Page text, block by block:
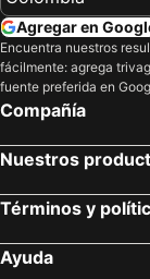
Agregar en
Encuentra nuestros
fácilmente: agrega
fuente preferida en
Compañía
Nuestros
Términos y
Ayuda